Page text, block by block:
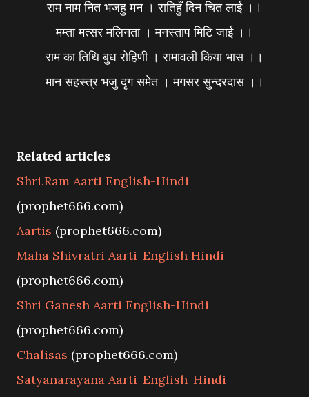
राम नाम नित भजहु मन । रातिहुँ दिन चित लाई ।।
मम्ता मत्सर मलिनता । मनस्ताप मिटि जाई ।।
राम का तिथि बुध रोहिणी । रामावली किया भास ।।
मान सहस्त्र भजु दृग समेत । मगसर सुन्दरदास ।।
Related articles
Shri.Ram Aarti English-Hindi
(prophet666.com)
Aartis (prophet666.com)
Maha Shivratri Aarti-English Hindi
(prophet666.com)
Shri Ganesh Aarti English-Hindi
(prophet666.com)
Chalisas (prophet666.com)
Satyanarayana Aarti-English-Hindi